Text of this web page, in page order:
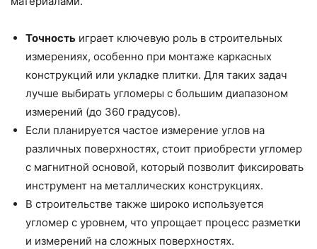
Точность играет ключевую роль в строительных
измерениях, особенно при монтаже каркасных
конструкций или укладке плитки. Для таких задач
лучше выбирать угломеры с большим диапазоном
измерений (до 360 градусов).
Если планируется частое измерение углов на
различных поверхностях, стоит приобрести угломер
с магнитной основой, который позволит фиксировать
инструмент на металлических конструкциях.
В строительстве также широко используется
угломер с уровнем, что упрощает процесс разметки
и измерений на сложных поверхностях.